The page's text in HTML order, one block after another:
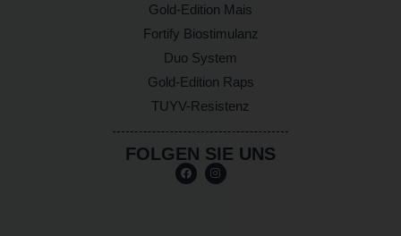
Gold-Edition Mais
Fortify Biostimulanz
Duo System
Gold-Edition Raps
TUYV-Resistenz
FOLGEN SIE UNS